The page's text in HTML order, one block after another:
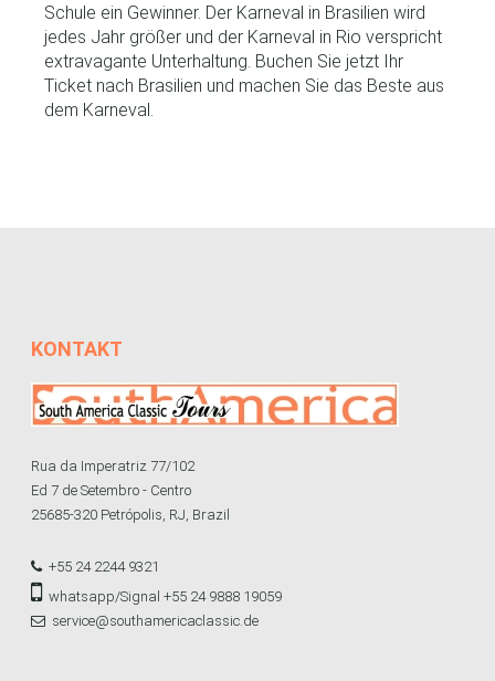
Schule ein Gewinner. Der Karneval in Brasilien wird
jedes Jahr größer und der Karneval in Rio verspricht
extravagante Unterhaltung. Buchen Sie jetzt Ihr
Ticket nach Brasilien und machen Sie das Beste aus
dem Karneval.
KONTAKT
Rua da Imperatriz 77/102
Ed 7 de Setembro - Centro
25685-320 Petrópolis, RJ, Brazil
+55 24 2244 9321
whatsapp/Signal +55 24 9888 19059
service@southamericaclassic.de